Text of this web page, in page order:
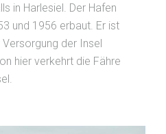
in Harlesiel. Der Hafen
und 1956 erbaut. Er ist
der Insel
hier verkehrt die Fähre